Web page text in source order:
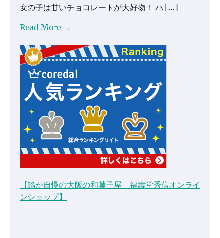
女の子は甘いチョコレートが大好物！ ハ […]
Read More →
【餡が自慢の大阪の和菓子屋 福壽堂秀信オンライ
ンショップ】